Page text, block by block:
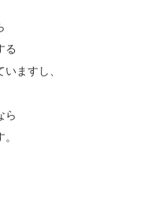
る
ますし、
ら